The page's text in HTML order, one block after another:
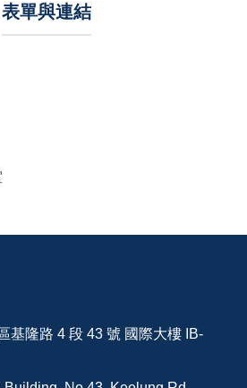
表單與連結
基隆路 4 段 43 號 國際大樓 IB-